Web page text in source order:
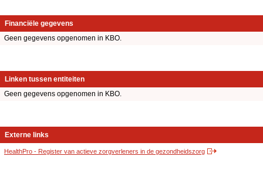
Financiële gegevens
Geen gegevens opgenomen in KBO.
Linken tussen entiteiten
Geen gegevens opgenomen in KBO.
Externe links
HealthPro - Register van actieve zorgverleners in de gezondheidszorg